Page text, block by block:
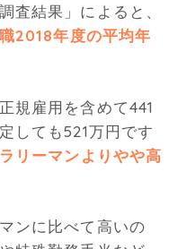
査結果」によると、
2018年度の平均年
規雇用を含めて441
しても521万円です
リーマンよりやや高
ンに比べて高いの